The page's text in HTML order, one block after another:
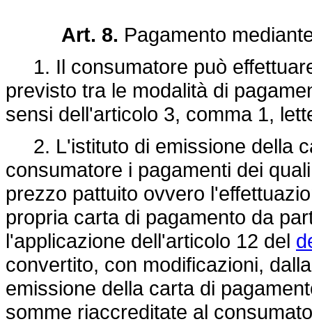
Art. 8. Pagamento
1. Il consumatore può
previsto tra le modalità di
sensi dell'articolo 3, comma 1,
2. L'istituto di emissione della
consumatore i pagamenti dei
prezzo pattuito ovvero
propria carta di pagamento da
l'applicazione dell'articolo 12 del
convertito, con modificazioni,
emissione della carta di
somme riaccreditate al